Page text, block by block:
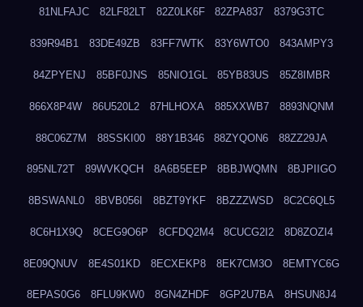
81NLFAJC 82LF82LT 82Z0LK6F 82ZPA837 8379G3TC
839R94B1 83DE49ZB 83FF7WTK 83Y6WTO0 843AMPY3
84ZPYENJ 85BF0JNS 85NIO1GL 85YB83US 85Z8IMBR
866X8P4W 86U520L2 87HLHOXA 885XXWB7 8893NQNM
88C06Z7M 88SSKI00 88Y1B346 88ZYQON6 88ZZ29JA
895NL72T 89WVKQCH 8A6B5EEP 8BBJWQMN 8BJPIIGO
8BSWANL0 8BVB056I 8BZT9YKF 8BZZZWSD 8C2C6QL5
8C6H1X9Q 8CEG9O6P 8CFDQ2M4 8CUCG2I2 8D8ZOZI4
8E09QNUV 8E4S01KD 8ECXEKP8 8EK7CM3O 8EMTYC6G
8EPAS0G6 8FLU9KW0 8GN4ZHDF 8GP2U7BA 8HSUN8J4